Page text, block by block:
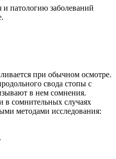
и патологию заболеваний
при обычном осмотре.
свода стопы с
в нем сомнения.
в сомнительных случаях
методами исследования: